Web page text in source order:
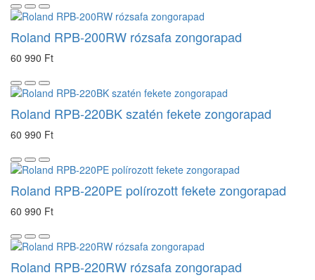
Roland RPB-200RW rózsafa zongorapad
60 990 Ft
Roland RPB-220BK szatén fekete zongorapad
60 990 Ft
Roland RPB-220PE polírozott fekete zongorapad
60 990 Ft
Roland RPB-220RW rózsafa zongorapad